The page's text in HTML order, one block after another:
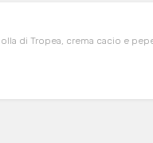
di Tropea, crema cacio e